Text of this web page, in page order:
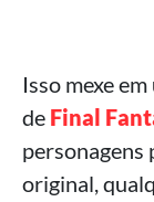
Isso mexe
de Final
personagens
original,